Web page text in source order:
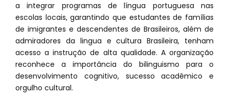
a integrar programas de língua portuguesa nas
escolas locais, garantindo que estudantes de famílias
de imigrantes e descendentes de Brasileiros, além de
admiradores da lingua e cultura Brasileira, tenham
acesso a instrução de alta qualidade. A organização
reconhece a importância do bilinguismo para o
desenvolvimento cognitivo, sucesso acadêmico e
orgulho cultural.